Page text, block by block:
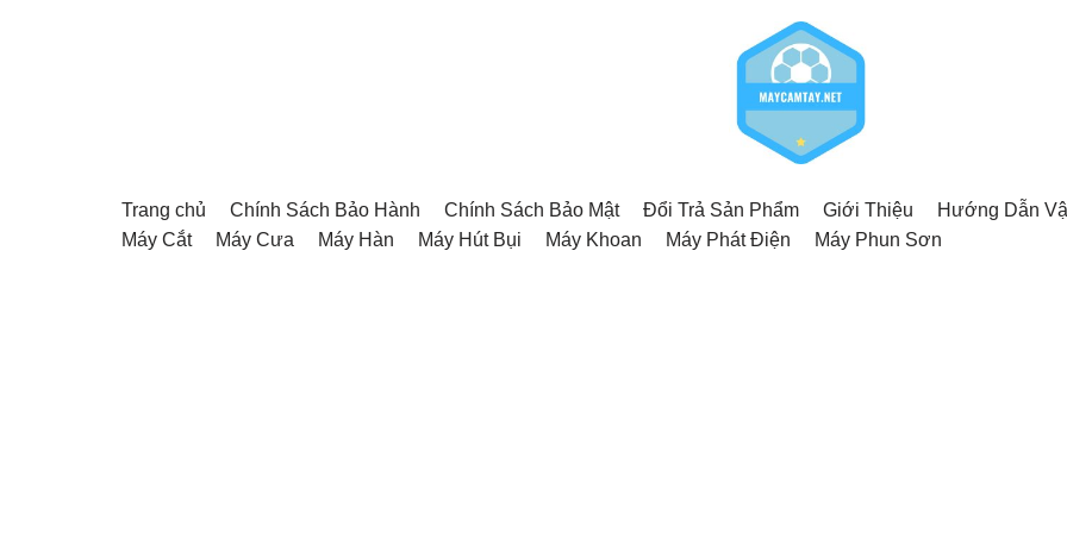
Trang chủ Chính Sách Bảo Hành Chính Sách Bảo Mật Đổi Trả Sản Phẩm Giới Thiệu Hướng Dẫn
Máy Cắt
Máy Cưa Máy Hàn Máy Hút Bụi Máy Khoan Máy Phát Điện Máy Phun Sơn